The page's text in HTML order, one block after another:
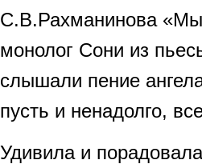
С.В.Рахманинова
монолог Сони из
слышали пение
пусть и ненадолго,
Удивила и